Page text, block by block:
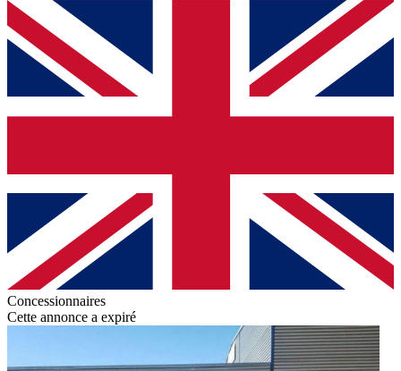
Concessionnaires
Cette annonce a expiré